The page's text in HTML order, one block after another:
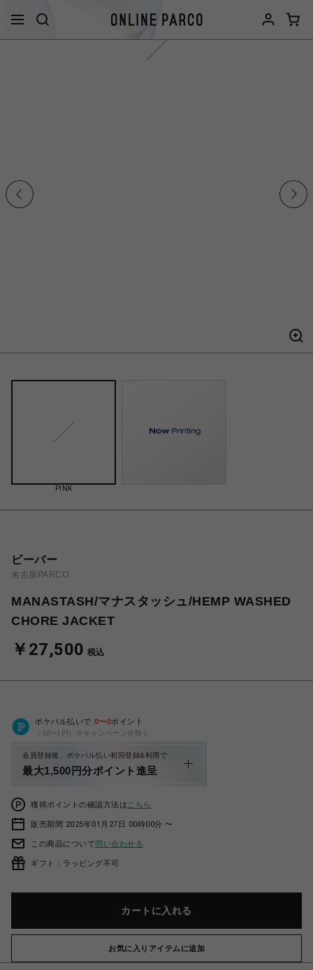
PINK
ビーバー
名古屋PARCO
MANASTASH/マナスタッシュ/HEMP WASHED
CHORE JACKET
￥27,500 税込
ポケパル払いで 0〜0ポイント
（1P=1円）※キャンペーン分除く
会員登録後、ポケパル払い初回登録&利用で
最大1,500円分ポイント進呈
獲得ポイントの確認方法は こちら
販売期間 2025年01月27日 00時00分 〜
この商品について問い合わせる
ギフト：ラッピング不可
カートに入れる
お気に入りアイテムに追加